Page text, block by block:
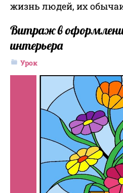
жизнь людей, их
Витраж в
интерьера
Урок